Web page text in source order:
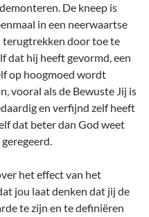
De kneep is
in een neerwaartse
terugtrekken door toe te
dat hij heeft gevormd, een
op hoogmoed wordt
vooral als de Bewuste Jij is
en verfijnd zelf heeft
dat beter dan God weet
het effect van het
jou laat denken dat jij de
te zijn en te definiëren